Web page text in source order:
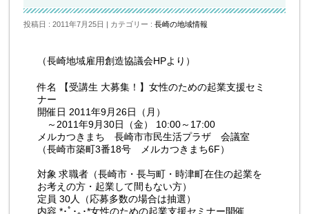
投稿日 : 2011年7月25日 カテゴリー :長崎の地域情報
（長崎地域雇用創造協議会HPより）
件名 【受講生 大募集！】女性のための起業支援セミ
ナー
開催日 2011年9月26日（月）
～2011年9月30日（金） 10:00～17:00
メルカつきまち 長崎市市民生活プラザ 会議室
（長崎市築町3番18号 メルカつきまち6F）
対象 求職者（長崎市・長与町・時津町在住の起業を
お考えの方・起業して間もない方）
定員 30人（応募多数の場合は抽選）
内容 *･ﾟ･｡･*女性のための起業支援セミナー開催